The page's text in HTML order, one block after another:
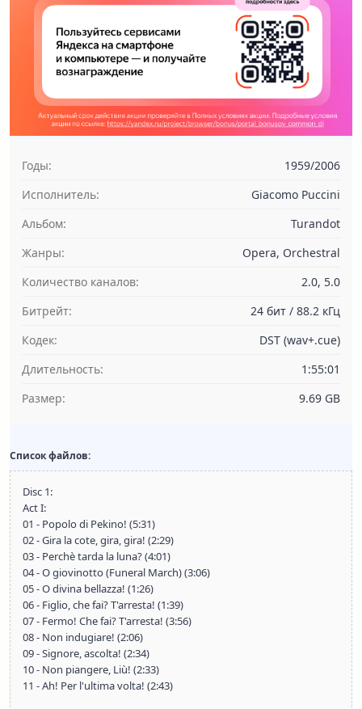
Годы:
1959/2006
Исполнитель:
Giacomo Puccini
Альбом:
Turandot
Жанры:
Opera, Orchestral
Количество каналов:
2.0, 5.0
Битрейт:
24 бит / 88.2 кГц
Кодек:
DST (wav+.cue)
Длительность:
1:55:01
Размер:
9.69 GB
Список файлов:
Disc 1:
Act I:
01 - Popolo di Pekino! (5:31)
02 - Gira la cote, gira, gira! (2:29)
03 - Perchè tarda la luna? (4:01)
04 - O giovinotto (Funeral March) (3:06)
05 - O divina bellazza! (1:26)
06 - Figlio, che fai? T'arresta! (1:39)
07 - Fermo! Che fai? T'arresta! (3:56)
08 - Non indugiare! (2:06)
09 - Signore, ascolta! (2:34)
10 - Non piangere, Liù! (2:33)
11 - Ah! Per l'ultima volta! (2:43)